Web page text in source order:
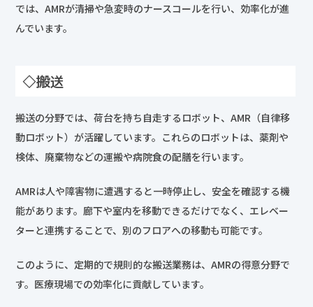
では、AMRが清掃や急変時のナースコールを行い、効率化が進
んでいます。
◇搬送
搬送の分野では、荷台を持ち自走するロボット、AMR（自律移
動ロボット）が活躍しています。これらのロボットは、薬剤や
検体、廃棄物などの運搬や病院食の配膳を行います。
AMRは人や障害物に遭遇すると一時停止し、安全を確認する機
能があります。廊下や室内を移動できるだけでなく、エレベー
ターと連携することで、別のフロアへの移動も可能です。
このように、定期的で規則的な搬送業務は、AMRの得意分野で
す。医療現場での効率化に貢献しています。